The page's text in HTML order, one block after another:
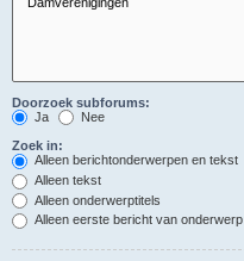
Doorzoek subforums:
Ja
Nee
Zoek in:
Alleen berichtonderwerpen en tekst
Alleen tekst
Alleen onderwerptitels
Alleen eerste bericht van onderwerp